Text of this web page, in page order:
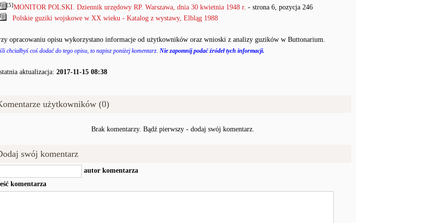
[5]MONITOR POLSKI. Dziennik urzędowy RP. Warszawa, dnia 30 kwietnia 1948 r. - strona 6, pozycja 246
Polskie guziki wojskowe w XX wieku - Katalog z wystawy, Elbląg 1988
opracowaniu opisu wykorzystano informacje od użytkowników oraz wnioski z analizy guzików w Buttonarium.
chciałbyś coś dodać do tego opisu, to napisz poniżej komentarz. Nie zapomnij podać źródeł tych informacji.
aktualizacja: 2017-11-15 08:38
użytkowników (0)
Brak komentarzy. Bądź pierwszy - dodaj swój komentarz.
swój komentarz
autor komentarza
komentarza